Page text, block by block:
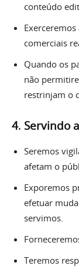
conteúdo
comerciais
Quando os
não
restrinjam o
4. Servindo
Seremos
afetam o
Exporemos
efetuar
servimos.
Teremos